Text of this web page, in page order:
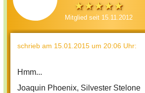
Mitglied seit 15.11.2012
schrieb am 15.01.2015 um 20:06 Uhr:
Hmm...
Joaquin Phoenix, Silvester Stelone